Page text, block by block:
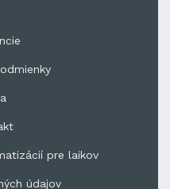
pre laikov
údajov